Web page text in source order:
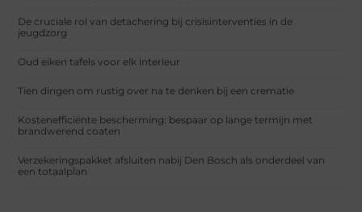
De cruciale rol van detachering bij crisisinterventies in de
jeugdzorg
Oud eiken tafels voor elk interieur
Tien dingen om rustig over na te denken bij een crematie
Kostenefficiënte bescherming: bespaar op lange termijn met
brandwerend coaten
Verzekeringspakket afsluiten nabij Den Bosch als onderdeel van
een totaalplan